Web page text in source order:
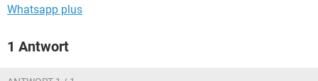
Whatsapp plus
1 Antwort